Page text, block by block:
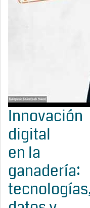
Innovación
digital
en la
ganadería: